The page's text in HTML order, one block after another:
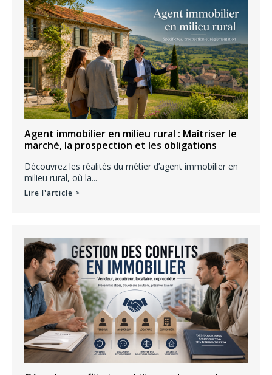
Agent immobilier en milieu rural : Maîtriser le
marché, la prospection et les obligations
Découvrez les réalités du métier d’agent immobilier en
milieu rural, où la...
Lire l'article >